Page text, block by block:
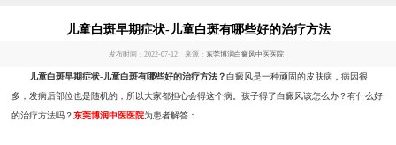
儿童白斑早期症状-儿童白斑有哪些好的治疗方法
发布时间：2022-07-12 来源： 东莞博润白癜风中医医院
儿童白斑早期症状-儿童白斑有哪些好的治疗方法？白癜风是一种顽固的皮肤病，病因很
多，发病后部位也是随机的，所以大家都担心会得这个病。孩子得了白癜风该怎么办？有什么好
的治疗方法吗？东莞博润中医医院为患者解答：